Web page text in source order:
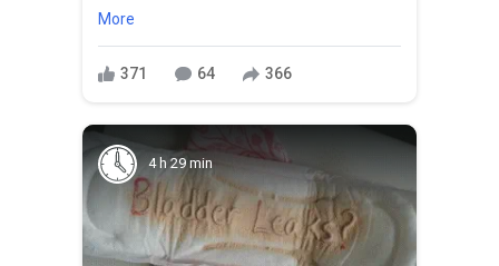
More
371 64 366
4 h 29 min